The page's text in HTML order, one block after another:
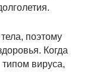
поэтому
Когда
вируса,